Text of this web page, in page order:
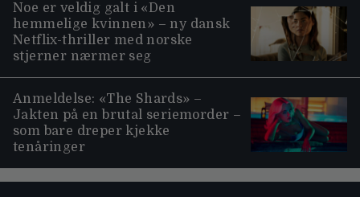
Noe er veldig galt i «Den
hemmelige kvinnen» – ny dansk
Netflix-thriller med norske
stjerner nærmer seg
Anmeldelse: «The Shards» –
Jakten på en brutal seriemorder –
som bare dreper kjekke
tenåringer